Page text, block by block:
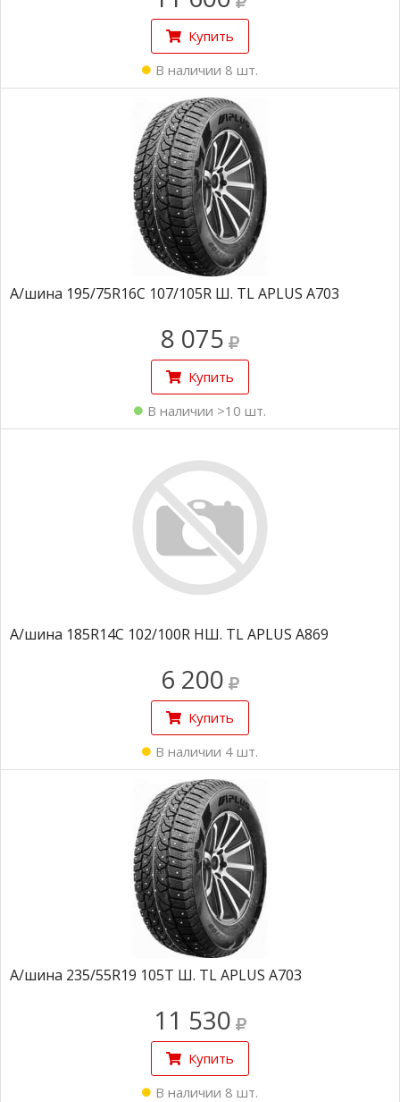
Купить
В наличии 8 шт.
А/шина 195/75R16C 107/105R Ш. TL APLUS A703
8 075
Купить
В наличии >10 шт.
А/шина 185R14С 102/100R НШ. TL APLUS A869
6 200
Купить
В наличии 4 шт.
А/шина 235/55R19 105Т Ш. TL APLUS A703
11 530
Купить
В наличии 8 шт.